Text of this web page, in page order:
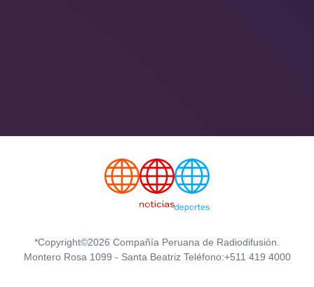
*Copyright©2026 Compañía Peruana de Radiodifusión.
Montero Rosa 1099 - Santa Beatriz Teléfono:+511 419 4000